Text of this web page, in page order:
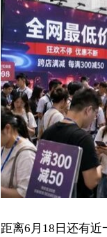
距离6月18日还有